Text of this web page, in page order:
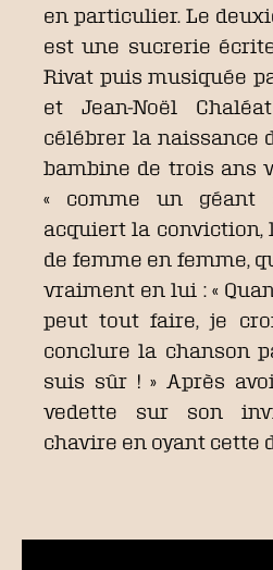
en particulier. Le
est une sucrerie
Rivat puis musiquée
et Jean-Noël
célébrer la naissance
bambine de trois ans
« comme un géant
acquiert la
de femme en femme,
vraiment en lui : «
peut tout faire, je
conclure la chanson
suis sûr ! » Après
vedette sur son
chavire en oyant cette